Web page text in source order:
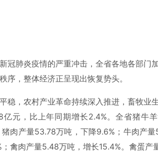
冠肺炎疫情的严重冲击，全省各地各部门
序，整体经济正呈现出恢复势头。
稳，农村产业革命持续深入推进，畜牧业
元，比上年同期增长2.4%。全省猪牛
猪肉产量53.78万吨，下降9.6%；牛肉产
禽肉产量5.48万吨，增长15.4%。禽蛋产